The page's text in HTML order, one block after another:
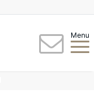
Menu